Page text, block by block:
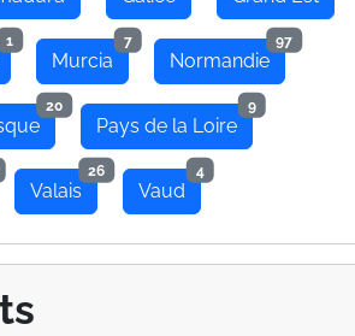
1
Murcia
7
Normandie
97
20
Pays de la Loire
9
Valais
26
Vaud
4